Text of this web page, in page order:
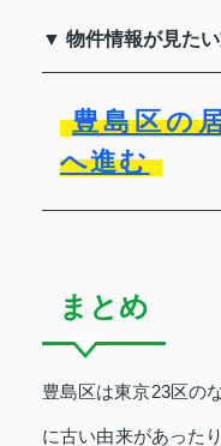
▼ 物件情報が見た
豊島区の
へ進む
まとめ
豊島区は東京23区の
に古い由来があった